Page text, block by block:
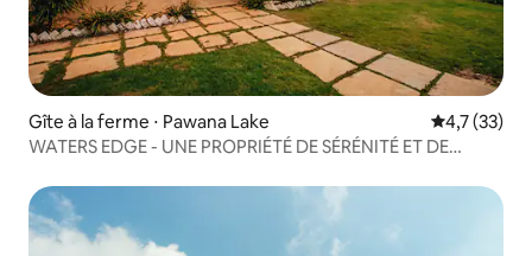
Gîte à la ferme ⋅ Pawana Lake Évaluation
4,7 (33)
WATERS EDGE - UNE PROPRIÉTÉ DE SÉRÉNITÉ ET DE